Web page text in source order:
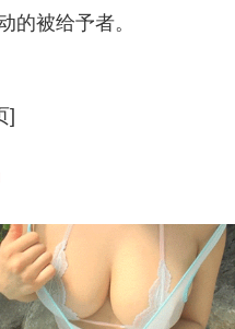
被给予者。
]